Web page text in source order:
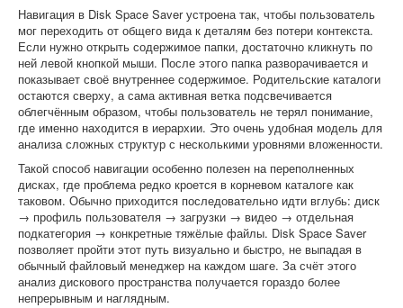
Навигация в Disk Space Saver устроена так, чтобы пользователь
мог переходить от общего вида к деталям без потери контекста.
Если нужно открыть содержимое папки, достаточно кликнуть по
ней левой кнопкой мыши. После этого папка разворачивается и
показывает своё внутреннее содержимое. Родительские каталоги
остаются сверху, а сама активная ветка подсвечивается
облегчённым образом, чтобы пользователь не терял понимание,
где именно находится в иерархии. Это очень удобная модель для
анализа сложных структур с несколькими уровнями вложенности.
Такой способ навигации особенно полезен на переполненных
дисках, где проблема редко кроется в корневом каталоге как
таковом. Обычно приходится последовательно идти вглубь: диск
→ профиль пользователя → загрузки → видео → отдельная
подкатегория → конкретные тяжёлые файлы. Disk Space Saver
позволяет пройти этот путь визуально и быстро, не выпадая в
обычный файловый менеджер на каждом шаге. За счёт этого
анализ дискового пространства получается гораздо более
непрерывным и наглядным.